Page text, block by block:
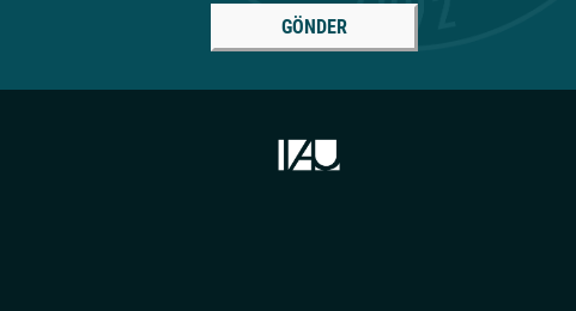
GÖNDER